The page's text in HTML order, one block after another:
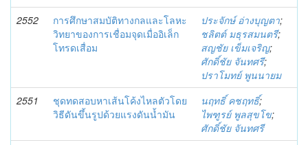
2552
การศึกษาสมบัติทางกลและโลหะ
วิทยาของการเชื่อมจุดเมื่ออิเล็ก
โทรดเสื่อม
ประจักษ์ อ่างบุญตา;
ชลิตต์ มธุรสมนตรี;
สญชัย เข็มเจริญ;
ศักดิ์ชัย จันทศรี;
ปราโมทย์ พูนนายม
2551
ชุดทดสอบหาเส้นโค้งไหลตัวโดย
วิธีดันขึ้นรูปด้วยแรงดันน้ำมัน
นฤทธิ์ คชฤทธิ์;
ไพฑูรย์ พูลสุขโข;
ศักดิ์ชัย จันทศรี